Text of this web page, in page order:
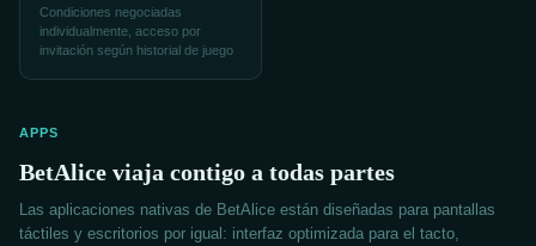
Condiciones negociadas
individualmente, acceso por
invitación según historial de juego
APPS
BetAlice viaja contigo a todas partes
Las aplicaciones nativas de BetAlice están diseñadas para pantallas
táctiles y escritorios por igual: interfaz optimizada para el tacto,